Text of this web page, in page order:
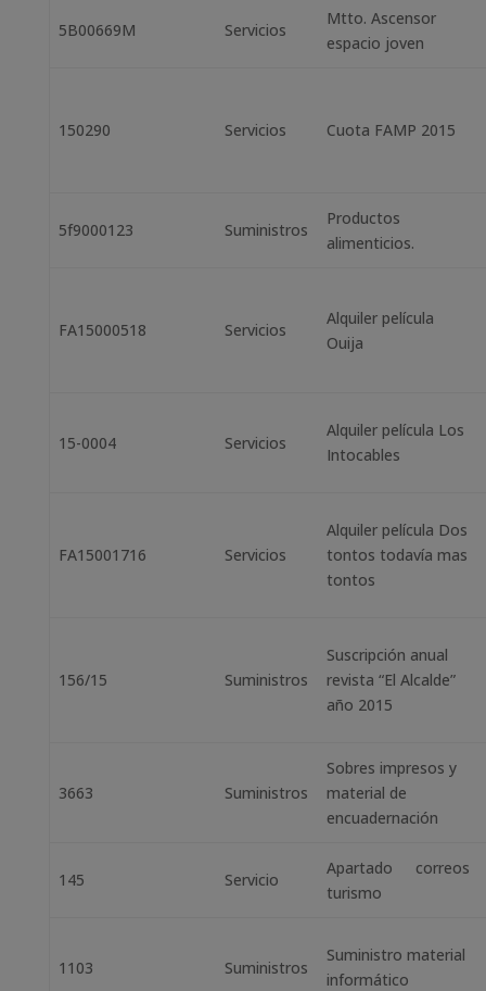
5B00669M Servicios
Mtto. Ascensor
espacio joven
150290 Servicios Cuota FAMP 2015
5f9000123 Suministros
Productos
alimenticios.
FA15000518 Servicios
Alquiler película
Ouija
15-0004 Servicios
Alquiler película Los
Intocables
FA15001716 Servicios
Alquiler película Dos
tontos todavía mas
tontos
156/15 Suministros
Suscripción anual
revista “El Alcalde”
año 2015
3663 Suministros
Sobres impresos y
material de
encuadernación
145 Servicio
Apartado correos
turismo
1103 Suministros
Suministro material
informático